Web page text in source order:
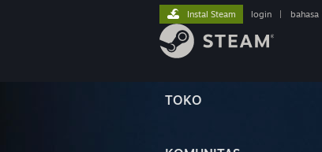
TOKO
Instal Steam login bahasa